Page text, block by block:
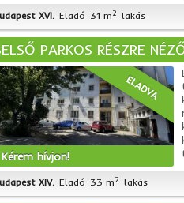
XVI. Eladó 31 m2 lakás
PARKOS RÉSZRE
ELADVA
Kérem hívjon!
XIV. Eladó 33 m2 lakás